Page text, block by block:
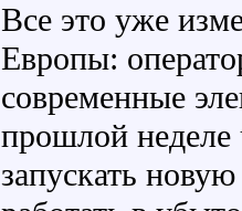
Все это уже
Европы:
современные
прошлой неделе
запускать